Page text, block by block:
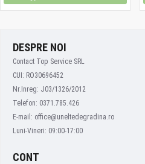
DESPRE NOI
Contact Top Service SRL
CUI: RO30696452
Nr.Inreg: J03/1326/2012
Telefon: 0371.785.426
E-mail: office@uneltedegradina.ro
Luni-Vineri: 09:00-17:00
CONT